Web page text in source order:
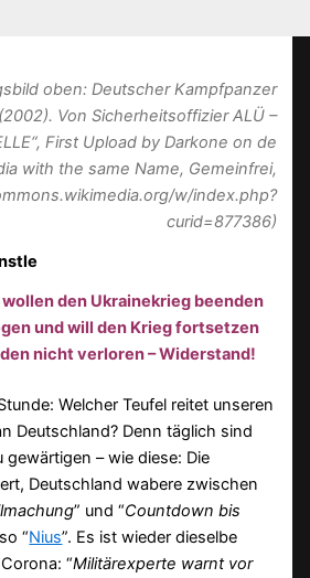
oben: Deutscher Kampfpanzer
Von Sicherheitsoffizier ALÜ –
First Upload by Darkone on de
with the same Name, Gemeinfrei,
w/index.php?
curid=877386)
den Ukrainekrieg beenden
und will den Krieg fortsetzen
nicht verloren – Widerstand!
Welcher Teufel reitet unseren
Deutschland? Denn täglich sind
– wie diese: Die
Deutschland wabere zwischen
” und “Countdown bis
“Nius”. Es ist wieder dieselbe
“Militärexperte warnt vor